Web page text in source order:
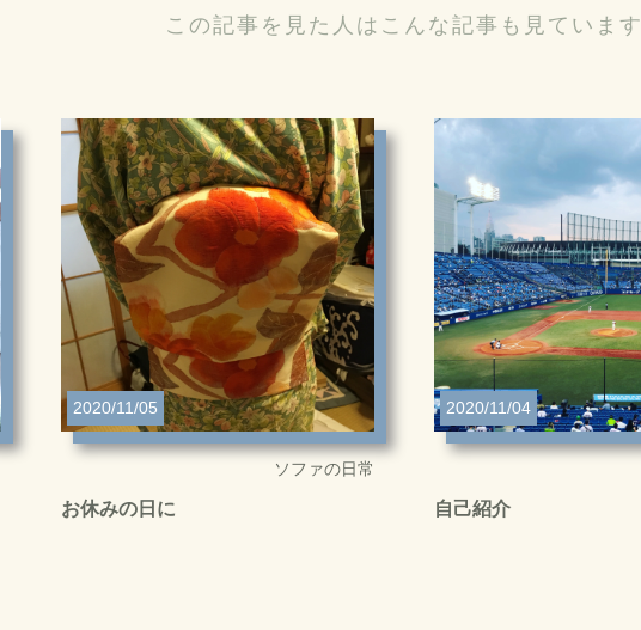
この記事を見た人はこんな記事も見ています
2020/11/05
ソファの日常
お休みの日に
2020/11/04
自己紹介